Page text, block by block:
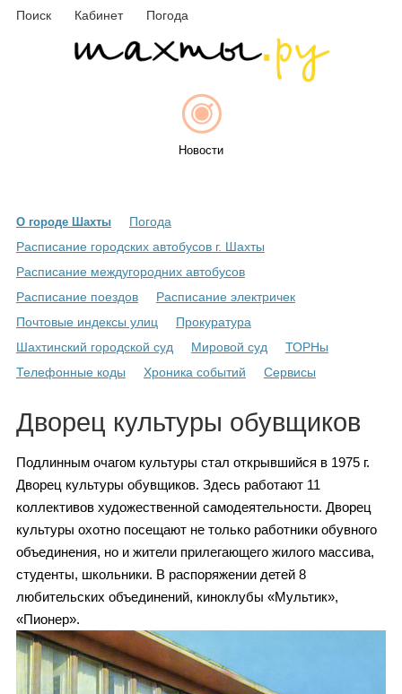
Поиск Кабинет Погода
Новости
Объявления
Инфо
Гороскоп
Карты
О городе Шахты
Погода
Расписание городских автобусов г. Шахты
Расписание междугородних автобусов
Расписание поездов
Расписание электричек
Почтовые индексы улиц
Прокуратура
Шахтинский городской суд
Мировой суд
ТОРНы
Телефонные коды
Хроника событий Сервисы
Дворец культуры обувщиков
Подлинным очагом культуры стал открывшийся в 1975 г.
Дворец культуры обувщиков. Здесь работают 11
коллективов художественной самодеятельности. Дворец
культуры охотно посещают не только работники обувного
объединения, но и жители прилегающего жилого массива,
студенты, школьники. В распоряжении детей 8
любительских объединений, киноклубы «Мультик»,
«Пионер».